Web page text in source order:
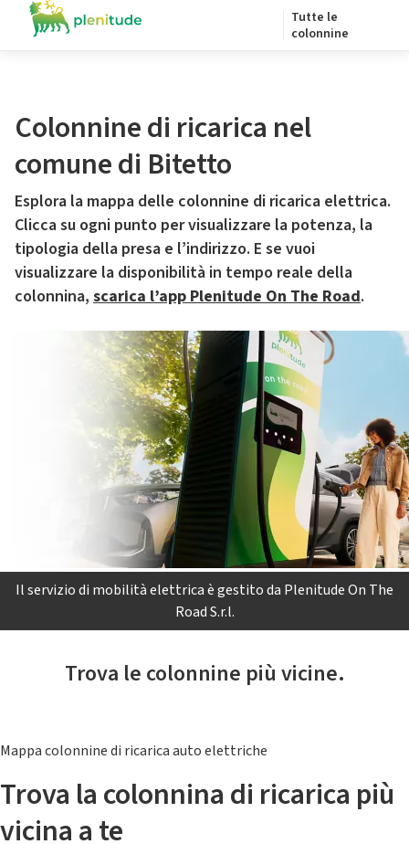
Tutte le
colonnine
Colonnine di ricarica nel
comune di Bitetto
Esplora la mappa delle colonnine di ricarica elettrica.
Clicca su ogni punto per visualizzare la potenza, la
tipologia della presa e l’indirizzo. E se vuoi
visualizzare la disponibilità in tempo reale della
colonnina, scarica l’app Plenitude On The Road.
Il servizio di mobilità elettrica è gestito da Plenitude On The
Road S.r.l.
Trova le colonnine più vicine.
Mappa colonnine di ricarica auto elettriche
Trova la colonnina di ricarica più
vicina a te